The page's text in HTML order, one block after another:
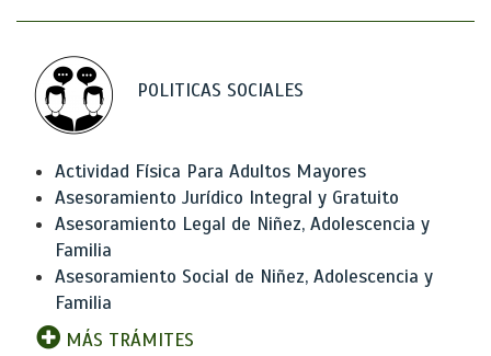
POLITICAS SOCIALES
Actividad Física Para Adultos Mayores
Asesoramiento Jurídico Integral y Gratuito
Asesoramiento Legal de Niñez, Adolescencia y
Familia
Asesoramiento Social de Niñez, Adolescencia y
Familia
MÁS TRÁMITES